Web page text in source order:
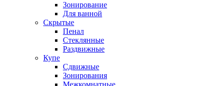
Зонирование
Для ванной
Скрытые
Пенал
Стеклянные
Раздвижные
Купе
Сдвижные
Зонирования
Межкомнатные